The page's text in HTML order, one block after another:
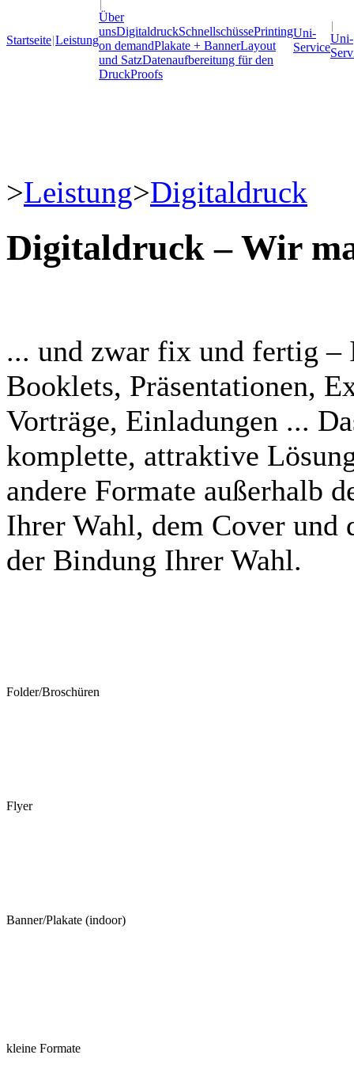
Startseite Leistung
Über
unsDigitaldruckSchnellschüssePrinting
on demandPlakate + BannerLayout
und SatzDatenaufbereitung für den
DruckProofs
Uni-
Service
Uni-
>Leistung>Digitaldruck
Digitaldruck – Wir
... und zwar fix und fertig –
Booklets, Präsentationen,
Vorträge, Einladungen ...
komplette, attraktive
andere Formate außerhalb
Ihrer Wahl, dem Cover und
der Bindung Ihrer Wahl.
Folder/Broschüren
Flyer
Banner/Plakate (indoor)
kleine Formate